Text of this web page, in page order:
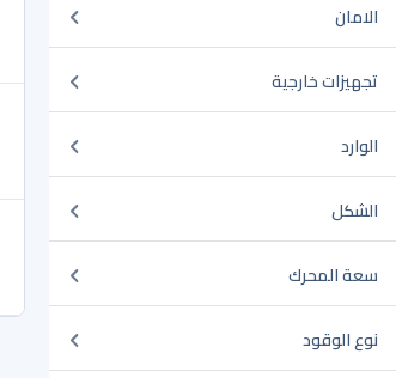
الامان
تجهيزات خارجية
الوارد
الشكل
سعة المحرك
نوع الوقود